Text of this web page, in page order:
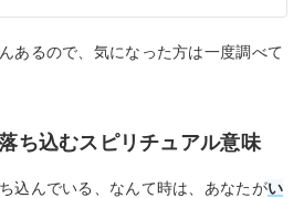
あるので、気になった方は一度調べて
ち込むスピリチュアル意味
込んでいる、なんて時は、あなたがい